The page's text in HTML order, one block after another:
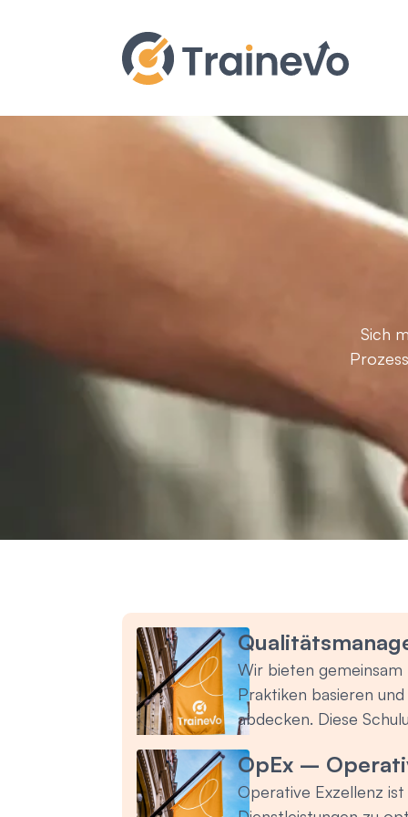
Sich
Wir bieten
Praktiken basieren
abdecken. Diese
Bereich
Schulung zum
OpEx –
Operative Exzellenz